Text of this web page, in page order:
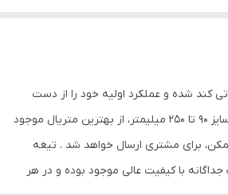
کند شده و عملکرد اولیه خود را از دست
میدهد. تیغه اتواسکراپر سایز 90 تا 250 میلیمتر، از بهترین متریال موجود
برای مشتری ارسال خواهد شد . تیغه
با کیفیت عالی موجود بوده و در هر